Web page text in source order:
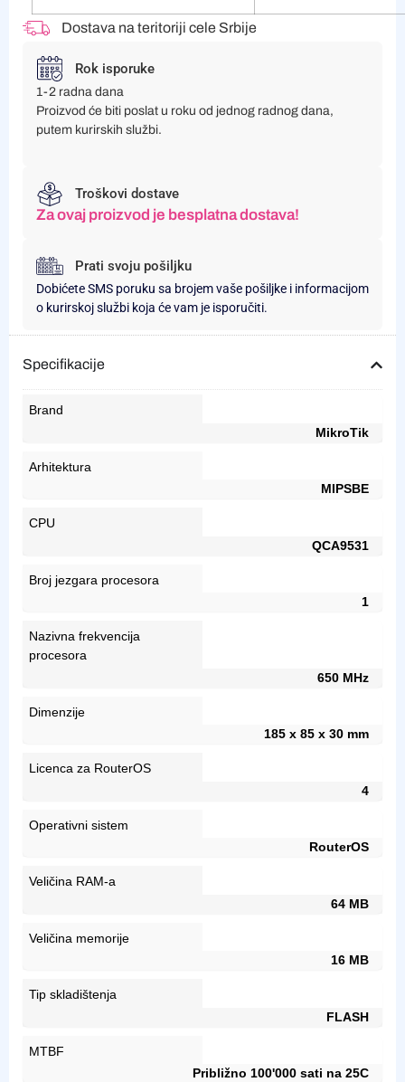
Dostava na teritoriji cele Srbije
Rok isporuke
1-2 radna dana
Proizvod će biti poslat u roku od jednog radnog dana,
putem kurirskih službi.
Troškovi dostave
Za ovaj proizvod je besplatna dostava!
Prati svoju pošiljku
Dobićete SMS poruku sa brojem vaše pošiljke i informacijom
o kurirskoj službi koja će vam je isporučiti.
Specifikacije
Brand
MikroTik
Arhitektura
MIPSBE
CPU
QCA9531
Broj jezgara procesora
1
Nazivna frekvencija
procesora
650 MHz
Dimenzije
185 x 85 x 30 mm
Licenca za RouterOS
4
Operativni sistem
RouterOS
Veličina RAM-a
64 MB
Veličina memorije
16 MB
Tip skladištenja
FLASH
MTBF
Približno 100'000 sati na 25C